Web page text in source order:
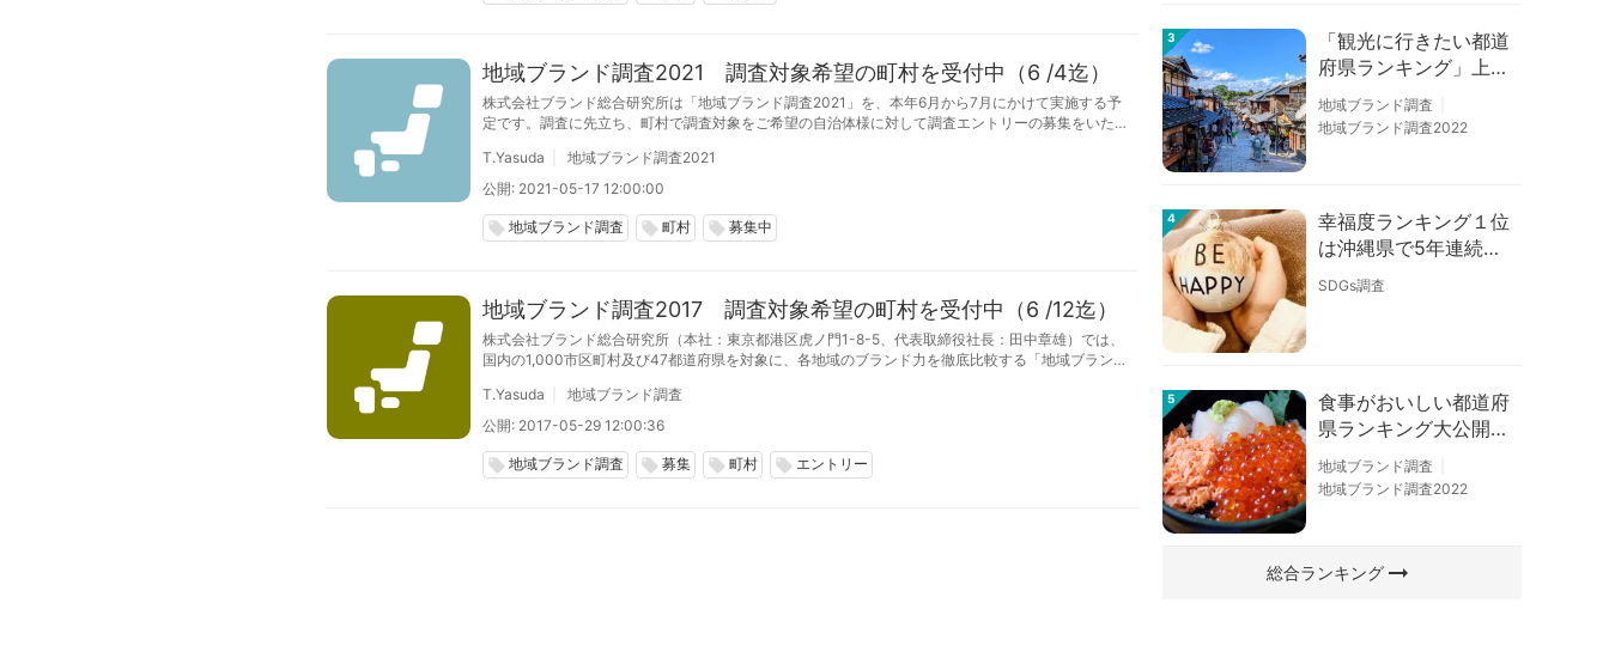
地域ブランド調査2021 調査対象希望の町村を受付中（6 /4迄）
株式会社ブランド総合研究所は「地域ブランド調査2021」を、本年6月から7月にかけて実施する予
定です。調査に先立ち、町村で調査対象をご希望の自治体様に対して調査エントリーの募集をいた
T.Yasuda
地域ブランド調査2021
公開: 2021-05-17 12:00:00
local_offer 地域ブランド調査 local_offer 町村 local_offer 募集中
地域ブランド調査2017 調査対象希望の町村を受付中（6 /12迄）
株式会社ブランド総合研究所（本社：東京都港区虎ノ門1-8-5、代表取締役社長：田中章雄）では、
国内の1,000市区町村及び47都道府県を対象に、各地域のブランド力を徹底比較する「地域ブラン
T.Yasuda
地域ブランド調査
公開: 2017-05-29 12:00:36
local_offer 地域ブランド調査 local_offer 募集 local_offer 町村 local_offer エントリー
3
「観光に行きたい都道
府県ランキング」上位
の順位に変動あり
地域ブランド調査
地域ブランド調査2022
4
幸福度ランキング１位
は沖縄県で5年連続！
佐賀、愛知が順位上昇
【幸福度調査2026】
SDGs調査
5
食事がおいしい都道府
県ランキング大公開！
１位は北海道、３位は
大阪府、２位は〇〇
地域ブランド調査
地域ブランド調査2022
総合ランキングarrow_right_alt